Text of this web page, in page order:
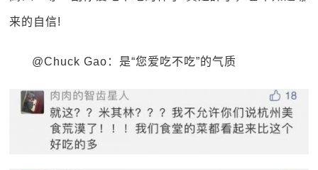
来的自信!
@Chuck Gao：是“您爱吃不吃”的气质